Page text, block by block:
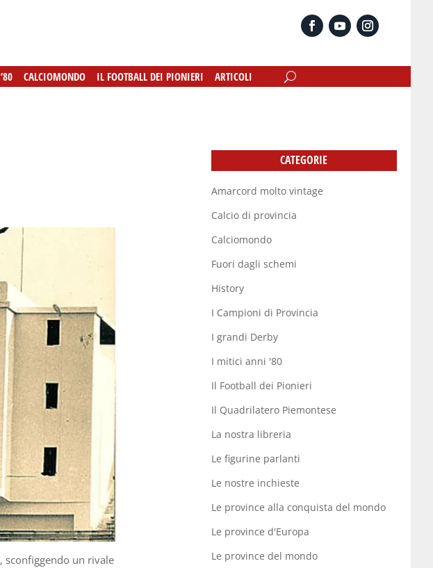
CALCIOMONDO IL FOOTBALL DEI PIONIERI ARTICOLI
CALCIOMONDO IL FOOTBALL DEI PIONIERI ARTICOLI
sconfiggendo un rivale
CATEGORIE
Amarcord molto vintage
Calcio di provincia
Calciomondo
Fuori dagli schemi
History
I Campioni di Provincia
I grandi Derby
I mitici anni '80
Il Football dei Pionieri
Il Quadrilatero Piemontese
La nostra libreria
Le figurine parlanti
Le nostre inchieste
Le province alla conquista del mondo
Le province d'Europa
Le province del mondo